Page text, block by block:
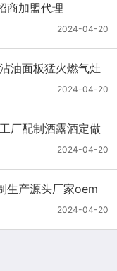
商加盟代理
2024-04-20
油面板猛火燃气灶
2024-04-20
厂配制酒露酒定做
2024-04-20
生产源头厂家oem
2024-04-20